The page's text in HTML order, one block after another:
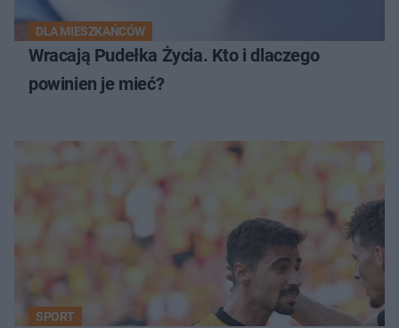
DLA MIESZKAŃCÓW
Wracają Pudełka Życia. Kto i dlaczego
powinien je mieć?
SPORT